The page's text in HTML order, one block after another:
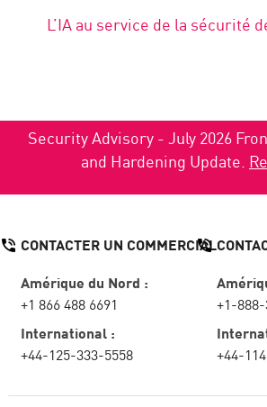
L’IA au service de la sécurité
Security Advisory - July 2026
and Hardening Update.
CONTACTER UN COMMERCIAL
Amérique du Nord :
+1 866 488 6691
International :
+44-125-333-5558
+1-
+44-